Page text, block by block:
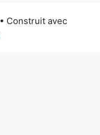
• Construit avec